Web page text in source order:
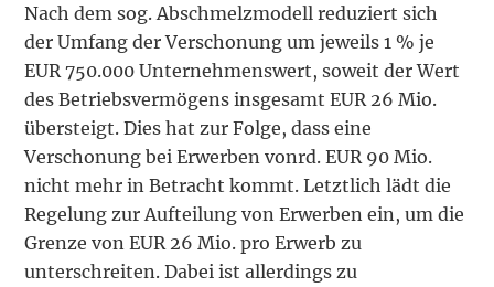
Nach dem sog. Abschmelzmodell reduziert sich
der Umfang der Verschonung um jeweils 1 % je
EUR 750.000 Unternehmenswert, soweit der Wert
des Betriebsvermögens insgesamt EUR 26 Mio.
übersteigt. Dies hat zur Folge, dass eine
Verschonung bei Erwerben vonrd. EUR 90 Mio.
nicht mehr in Betracht kommt. Letztlich lädt die
Regelung zur Aufteilung von Erwerben ein, um die
Grenze von EUR 26 Mio. pro Erwerb zu
unterschreiten. Dabei ist allerdings zu